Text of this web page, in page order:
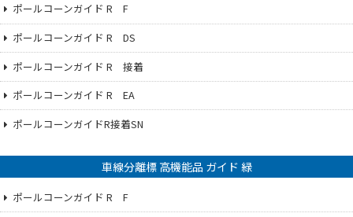
ポールコーンガイド R F
ポールコーンガイド R DS
ポールコーンガイド R 接着
ポールコーンガイド R EA
ポールコーンガイドR接着SN
車線分離標 高機能品 ガイド 緑
ポールコーンガイド R F